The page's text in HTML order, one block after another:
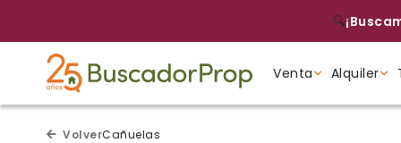
🔍
Venta Alquiler
VolverCañuelas